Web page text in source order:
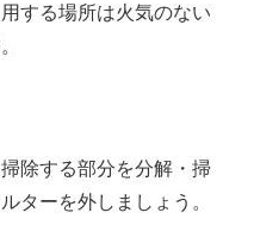
する場所は火気のない
除する部分を分解・掃
ターを外しましょう。